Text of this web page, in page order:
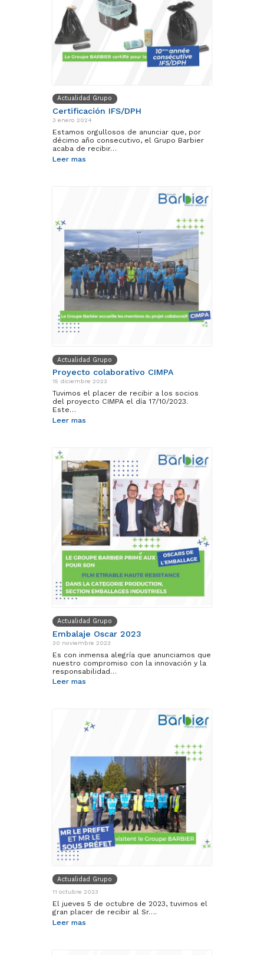
Actualidad Grupo
Certificación IFS/DPH
3 enero 2024
Estamos orgullosos de anunciar que, por
décimo año consecutivo, el Grupo Barbier
acaba de recibir…
Leer mas
Actualidad Grupo
Proyecto colaborativo CIMPA
15 diciembre 2023
Tuvimos el placer de recibir a los socios
del proyecto CIMPA el día 17/10/2023.
Este…
Leer mas
Actualidad Grupo
Embalaje Oscar 2023
30 noviembre 2023
Es con inmensa alegría que anunciamos que
nuestro compromiso con la innovación y la
responsabilidad…
Leer mas
Actualidad Grupo
11 octubre 2023
El jueves 5 de octubre de 2023, tuvimos el
gran placer de recibir al Sr….
Leer mas